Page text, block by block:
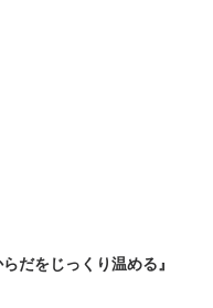
だをじっくり温める』